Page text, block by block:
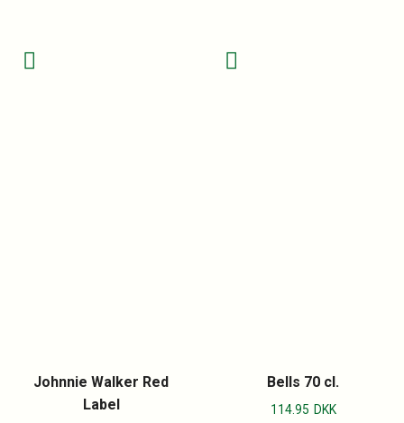
Johnnie Walker Red
Label
Bells 70 cl.
114.95 DKK